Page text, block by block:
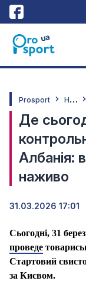
Prosport Н
овини
Де
Албанія:
наживо
31.03.2026 17:01
Сьогодні, 31
проведе
Стартовий
за Києвом.